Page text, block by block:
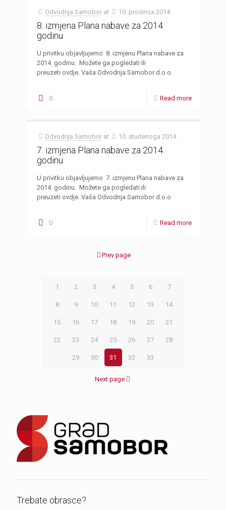
Odvodnja Samobor at 10. prosinca 2014.
8. izmjena Plana nabave za 2014.
godinu
U privitku objavljujemo 8. izmjenu Plana nabave za
2014. godinu. Možete ga pogledati ili
preuzeti ovdje. Vaša Odvodnja Samobor d.o.o.
0 Read more
Odvodnja Samobor at 10. studenoga 2014.
7. izmjena Plana nabave za 2014.
godinu
U privitku objavljujemo 7. izmjenu Plana nabave za
2014. godinu. Možete ga pogledati ili
preuzeti ovdje. Vaša Odvodnja Samobor d.o.o.
0 Read more
Prev page
1 2 3 4 5 6 7
8 9 10 11 12 13 14
15 16 17 18 19 20 21
22 23 24 25 26 27 28
29 30 31 32 33
Next page
Trebate obrasce?